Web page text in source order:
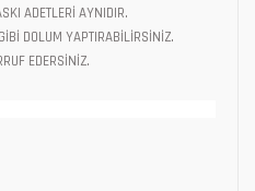
ADETLERİ AYNIDIR.
DOLUM YAPTIRABİLİRSİNİZ.
EDERSİNİZ.